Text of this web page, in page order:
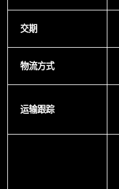
交期
物流方式
运输跟踪